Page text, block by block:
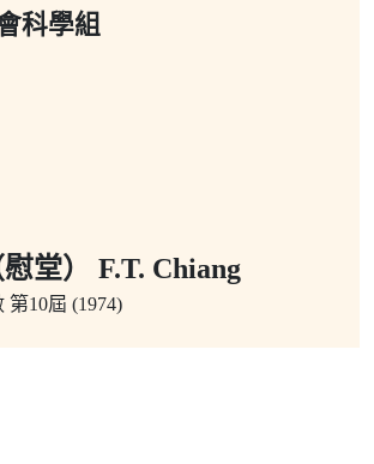
科學組
堂） F.T. Chiang
第10屆 (1974)